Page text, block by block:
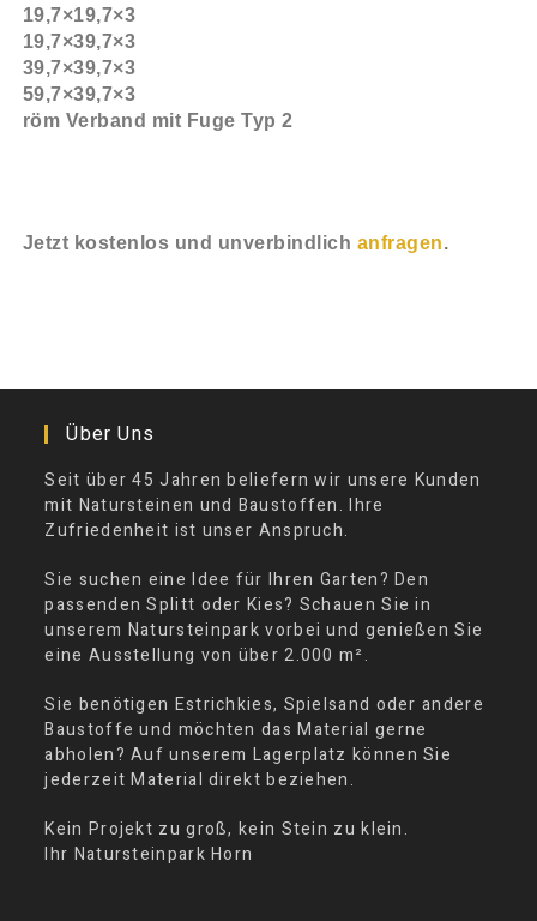
19,7×19,7×3
19,7×39,7×3
39,7×39,7×3
59,7×39,7×3
röm Verband mit Fuge Typ 2
Jetzt kostenlos und unverbindlich anfragen.
Über Uns
Seit über 45 Jahren beliefern wir unsere Kunden
mit Natursteinen und Baustoffen. Ihre
Zufriedenheit ist unser Anspruch.
Sie suchen eine Idee für Ihren Garten? Den
passenden Splitt oder Kies? Schauen Sie in
unserem Natursteinpark vorbei und genießen Sie
eine Ausstellung von über 2.000 m².
Sie benötigen Estrichkies, Spielsand oder andere
Baustoffe und möchten das Material gerne
abholen? Auf unserem Lagerplatz können Sie
jederzeit Material direkt beziehen.
Kein Projekt zu groß, kein Stein zu klein.
Ihr Natursteinpark Horn